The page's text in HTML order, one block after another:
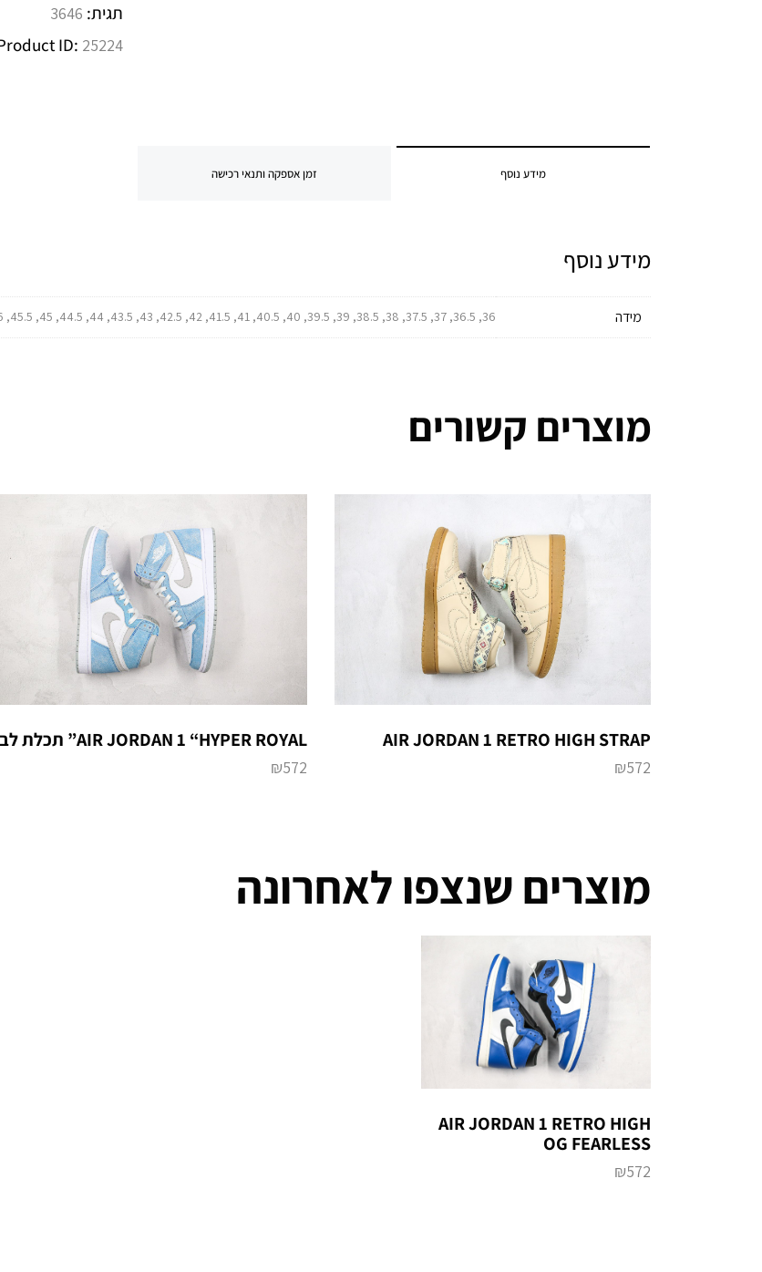
תגית: 3646
ID: 25224
מידע נוסף זמן אספקה ותנאי רכישה
מידע נוסף
מידה 36, 36.5, 37, 37.5, 38, 38.5, 39, 39.5, 40, 40.5, 41, 41.5, 42, 42.5, 43, 43.5, 44, 44.5, 45, 45.5, 46
מוצרים קשורים
AIR JORDAN 1 RETRO HIGH STRAP
₪572
AIR JORDAN 1 “HYPER ROYAL” תכלת לבן
₪572
מוצרים שנצפו לאחרונה
AIR JORDAN 1 RETRO HIGH
OG FEARLESS
₪572